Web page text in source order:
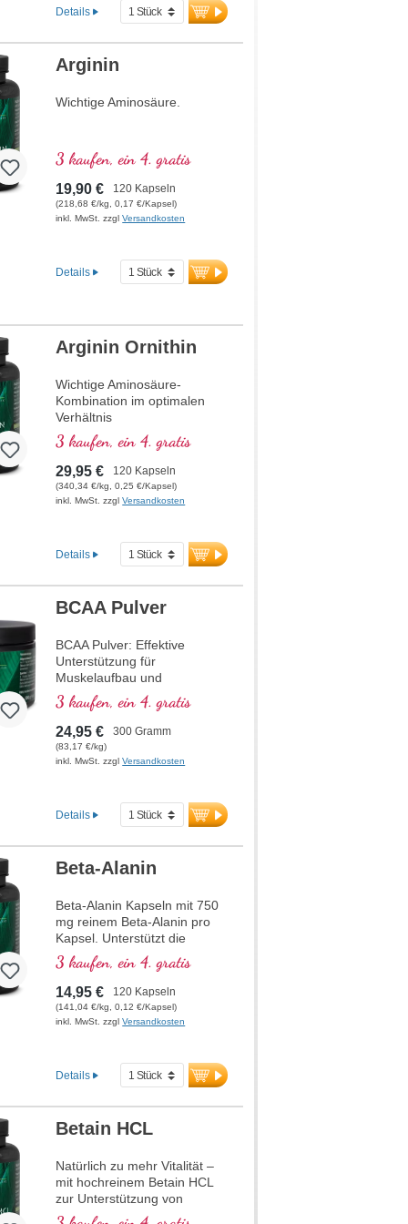
Details
Arginin
Wichtige Aminosäure.
3 kaufen, ein 4. gratis
19,90 € 120 Kapseln
(218,68 €/kg, 0,17 €/Kapsel)
inkl. MwSt. zzglVersandkosten
Details
Arginin Ornithin
Wichtige Aminosäure-
Kombination im optimalen
Verhältnis
3 kaufen, ein 4. gratis
29,95 € 120 Kapseln
(340,34 €/kg, 0,25 €/Kapsel)
inkl. MwSt. zzglVersandkosten
Details
BCAA Pulver
BCAA Pulver: Effektive
Unterstützung für
Muskelaufbau und
Regeneration im 2:1:1
Verhältnis von Leucin,
Isoleucin und Valin.
Hochreines Pulver, vegan,
ohne Zusätze, gewonnen
Ergebnisse bei intensiven
BCAA Pulver
3 kaufen, ein 4. gratis
24,95 € 300 Gramm
(83,17 €/kg)
inkl. MwSt. zzglVersandkosten
Details
Beta-Alanin
Beta-Alanin Kapseln mit 750
mg reinem Beta-Alanin pro
Kapsel. Unterstützt die
Verbesserung der Ausdauer,
reduziert die
Milchsäurebildung und fördert
die Muskelregeneration. Für
ambitionierte Sportler und
mehr Informationen zu
Hochdosiertes Beta-Alanin
Reduziert effektiv die
Milchsäurebildung
Verbessert die Ausdauer
bei intensiven
3 kaufen, ein 4. gratis
14,95 € 120 Kapseln
(141,04 €/kg, 0,12 €/Kapsel)
inkl. MwSt. zzglVersandkosten
Details
Betain HCL
Natürlich zu mehr Vitalität –
mit hochreinem Betain HCL
zur Unterstützung von
Stoffwechsel, Zellgesundheit